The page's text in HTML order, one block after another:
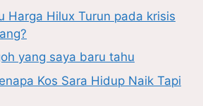
Harga Hilux Turun pada krisis
yang saya baru tahu
Kos Sara Hidup Naik Tapi